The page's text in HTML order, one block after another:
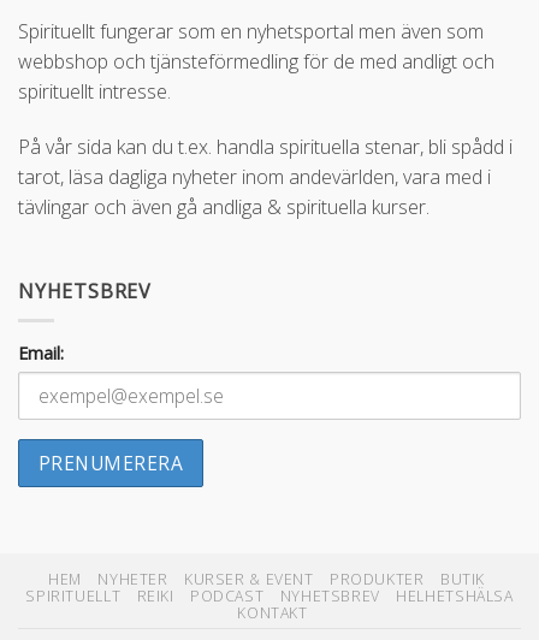
Spirituellt fungerar som en nyhetsportal men även som
webbshop och tjänsteförmedling för de med andligt och
spirituellt intresse.
På vår sida kan du t.ex. handla spirituella stenar, bli spådd i
tarot, läsa dagliga nyheter inom andevärlden, vara med i
tävlingar och även gå andliga & spirituella kurser.
NYHETSBREV
Email:
HEM NYHETER KURSER & EVENT PRODUKTER
BUTIK
SPIRITUELLT
REIKI PODCAST NYHETSBREV
HELHETSHÄLSA
KONTAKT